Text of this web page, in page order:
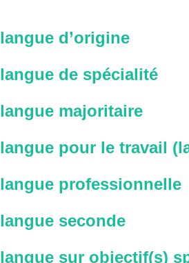
langue d’origine
langue de spécialité
langue majoritaire
langue pour le travail
langue professionnelle
langue seconde
langue sur objectif(s)